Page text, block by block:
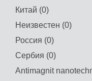
Китай (0)
Неизвестен (0)
Россия (0)
Сербия (0)
Antimagnit